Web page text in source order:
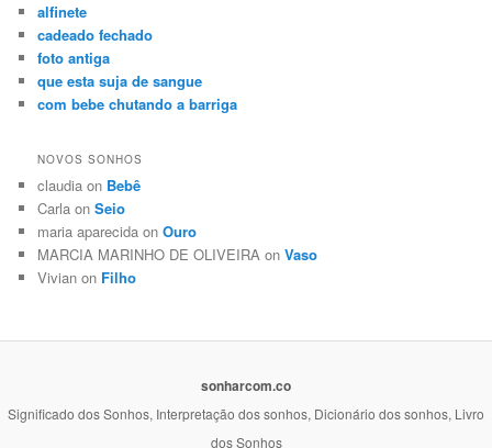
alfinete
cadeado fechado
foto antiga
que esta suja de sangue
com bebe chutando a barriga
NOVOS SONHOS
claudia on Bebê
Carla onSeio
maria aparecida onOuro
MARCIA MARINHO DE OLIVEIRA onVaso
Vivian on Filho
sonharcom.co
Significado dos Sonhos, Interpretação dos sonhos, Dicionário dos sonhos, Livro
dos Sonhos